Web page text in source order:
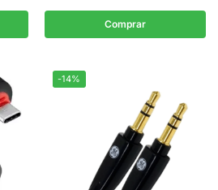
Comprar
-14%